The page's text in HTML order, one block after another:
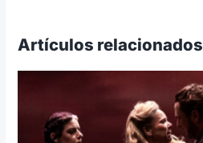
Artículos relacionados